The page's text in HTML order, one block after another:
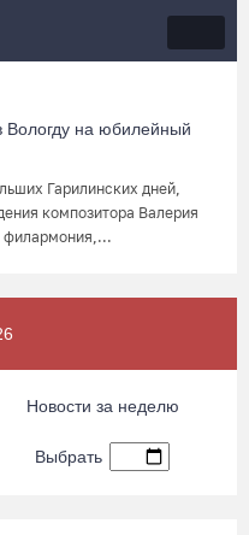
Вологду на юбилейный
Гарилинских дней,
композитора Валерия
филармония,...
Новости за неделю
Выбрать